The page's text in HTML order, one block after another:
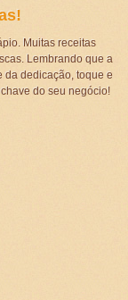
Muitas receitas
Lembrando que a
da dedicação, toque e
do seu negócio!